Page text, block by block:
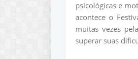
psicológicas e
acontece o
muitas vezes
superar suas